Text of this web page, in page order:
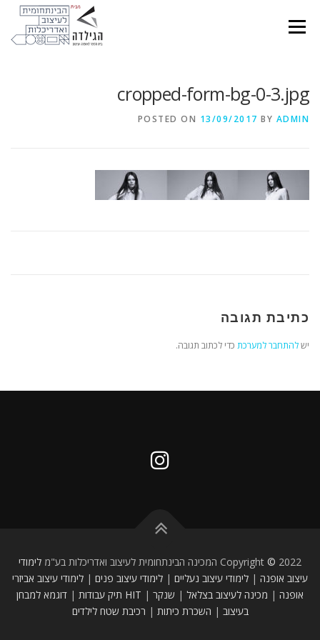
content
Menu
cropped-form-bg-0-3.jpg
POSTED ON 13/09/2017 BY ADMIN
כתיבת תגובה
ישלהתחבר למערכת כדי לכתוב תגובה.
Copyright © 2022 המכינה הבינתחומית לעיצוב ואדריכלות בע"מ
לימודי
עיצוב אופנה | לימודי עיצוב נעליים | לימודי עיצוב פנים | לימודי עיצוב אביזרי
אופנה | מכינה לעיצוב בצלאל | שנקר |
HIT תיק עבודות | דוגמא למבחן
בעיצוב | השכרת כיתות | רכיבת שטח לילדים